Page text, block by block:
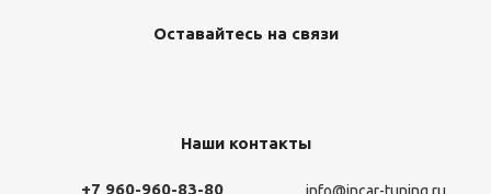
Оставайтесь на связи
Наши контакты
+7 960-960-83-80